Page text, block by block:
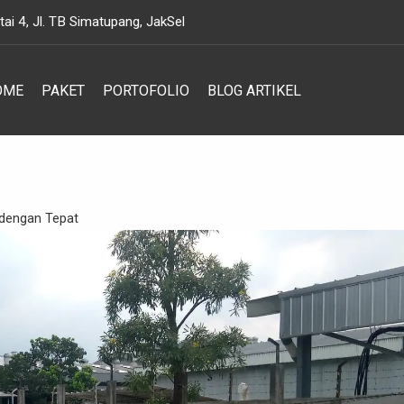
4, Jl. TB Simatupang, JakSel
PAKET PORTOFOLIO BLOG ARTIKEL
Tepat